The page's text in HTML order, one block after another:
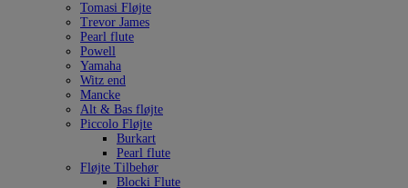
Tomasi Fløjte
Trevor James
Pearl flute
Powell
Yamaha
Witz end
Mancke
Alt & Bas fløjte
Piccolo Fløjte
Burkart
Pearl flute
Fløjte Tilbehør
Blocki Flute